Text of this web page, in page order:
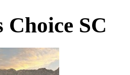
Choice SC